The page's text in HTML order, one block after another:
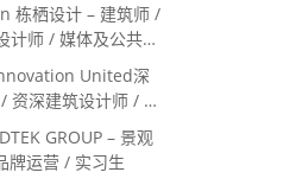
栋栖设计 – 建筑师 /
计师 / 媒体及公共关
年招聘）
United深
资深建筑设计师 / 室
GROUP – 景观
牌运营 / 实习生